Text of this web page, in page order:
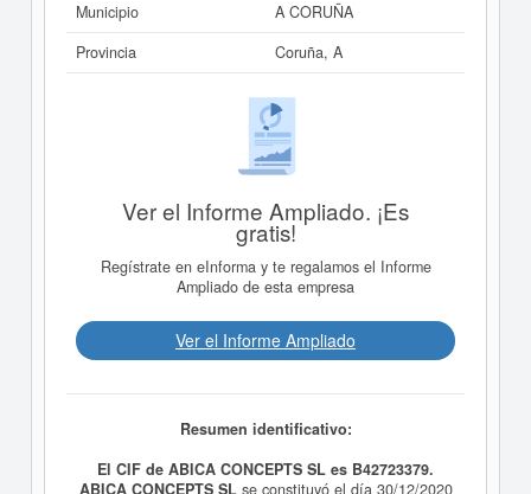
Municipio
A CORUÑA
Provincia
Coruña, A
Ver el Informe Ampliado. ¡Es
gratis!
Regístrate en eInforma y te regalamos el Informe
Ampliado de esta empresa
Ver el Informe Ampliado
Resumen identificativo:
El CIF de ABICA CONCEPTS SL es B42723379.
ABICA CONCEPTS SLse constituyó el día 30/12/2020